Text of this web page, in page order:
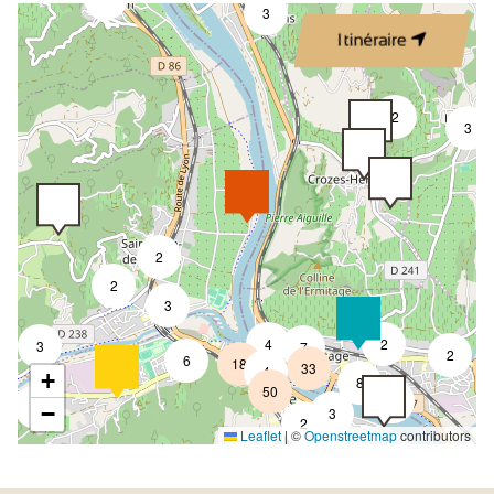
Itinéraire
3
2
2
3
2
2
8
3
2
3
6
4
4
18
7
2
3
50
33
+
−
Leaflet| ©Openstreetmapcontributors